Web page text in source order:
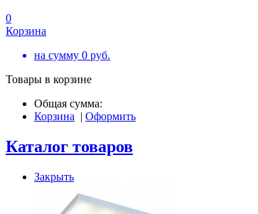
0
Корзина
на сумму 0 руб.
Товары в корзине
Общая сумма:
Корзина | Оформить
Каталог товаров
Закрыть